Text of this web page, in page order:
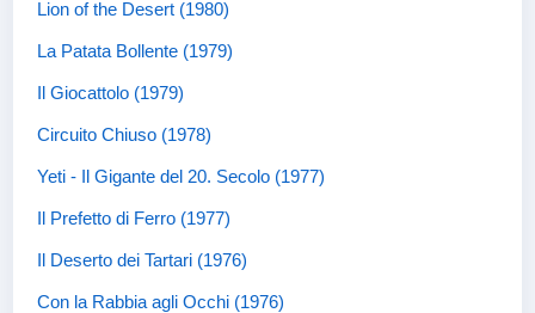
Lion of the Desert (1980)
La Patata Bollente (1979)
Il Giocattolo (1979)
Circuito Chiuso (1978)
Yeti - Il Gigante del 20. Secolo (1977)
Il Prefetto di Ferro (1977)
Il Deserto dei Tartari (1976)
Con la Rabbia agli Occhi (1976)